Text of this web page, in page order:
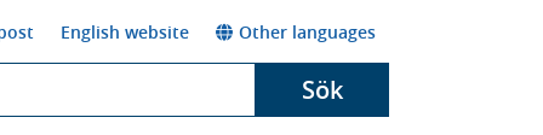
English website Other languages
Sök